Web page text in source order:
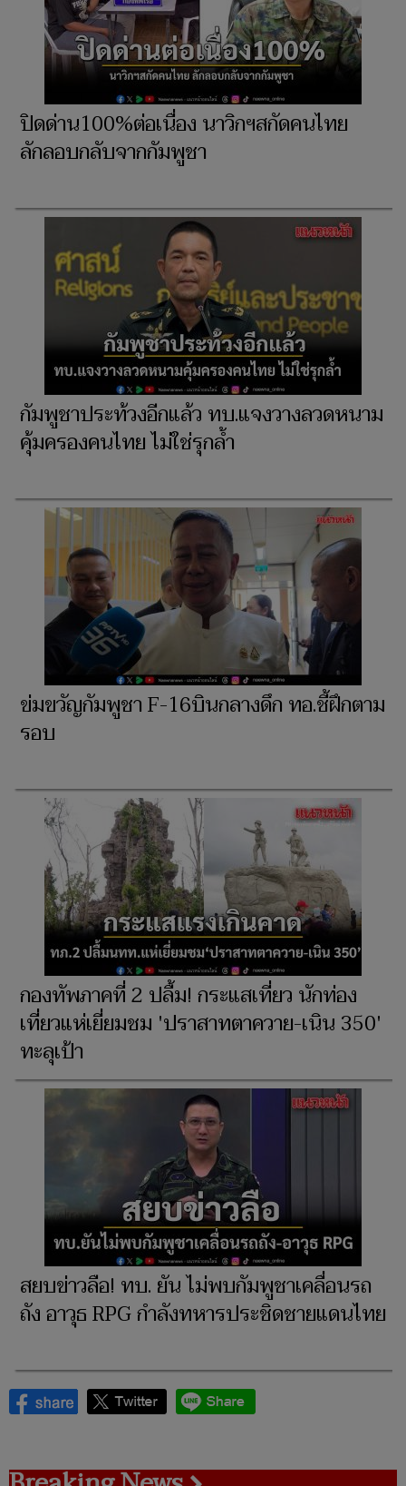
ปิดด่าน100%ต่อเนื่อง นาวิกฯสกัดคนไทย
ลักลอบกลับจากกัมพูชา
กัมพูชาประท้วงอีกแล้ว ทบ.แจงวางลวดหนาม
คุ้มครองคนไทย ไม่ใช่รุกล้ำ
ข่มขวัญกัมพูชา F-16บินกลางดึก ทอ.ชี้ฝึกตาม
รอบ
กองทัพภาคที่ 2 ปลื้ม! กระแสเที่ยว นักท่อง
เที่ยวแห่เยี่ยมชม 'ปราสาทตาควาย-เนิน 350'
ทะลุเป้า
สยบข่าวลือ! ทบ. ยัน ไม่พบกัมพูชาเคลื่อนรถ
ถัง อาวุธ RPG กำลังทหารประชิดชายแดนไทย